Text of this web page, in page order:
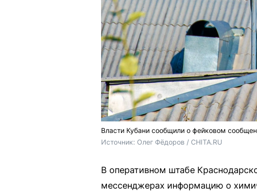
Власти Кубани сообщили о фейковом
Источник: Олег Фёдоров / CHITA.RU
В оперативном штабе
мессенджерах информацию о